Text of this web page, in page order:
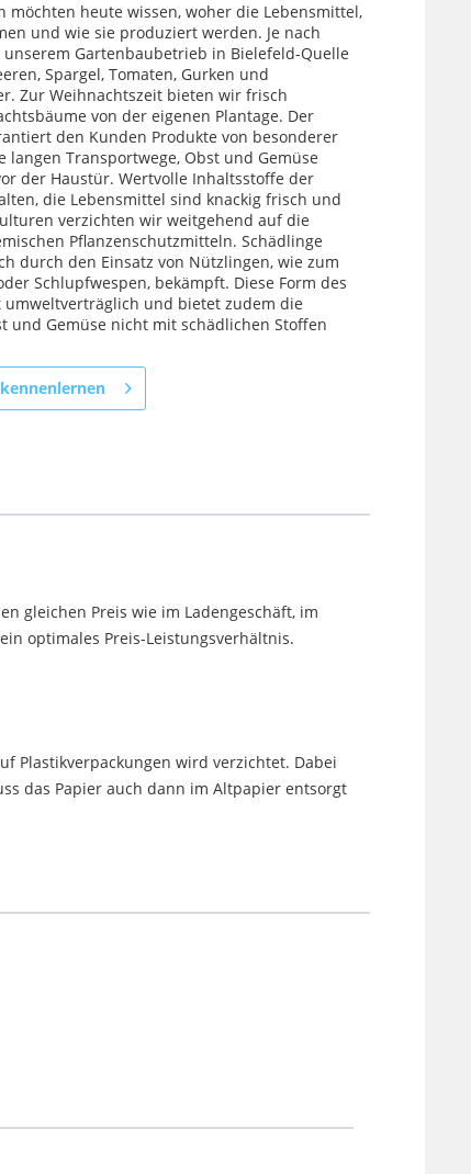
möchten heute wissen, woher die Lebensmittel,
und wie sie produziert werden. Je nach
Gartenbaubetrieb in Bielefeld-Quelle
Spargel, Tomaten, Gurken und
Zur Weihnachtszeit bieten wir frisch
von der eigenen Plantage. Der
den Kunden Produkte von besonderer
langen Transportwege, Obst und Gemüse
der Haustür. Wertvolle Inhaltsstoffe der
die Lebensmittel sind knackig frisch und
verzichten wir weitgehend auf die
Pflanzenschutzmitteln. Schädlinge
durch den Einsatz von Nützlingen, wie zum
Schlupfwespen, bekämpft. Diese Form des
umweltverträglich und bietet zudem die
und Gemüse nicht mit schädlichen Stoffen
gleichen Preis wie im Ladengeschäft, im
optimales Preis-Leistungsverhältnis.
Plastikverpackungen wird verzichtet. Dabei
das Papier auch dann im Altpapier entsorgt